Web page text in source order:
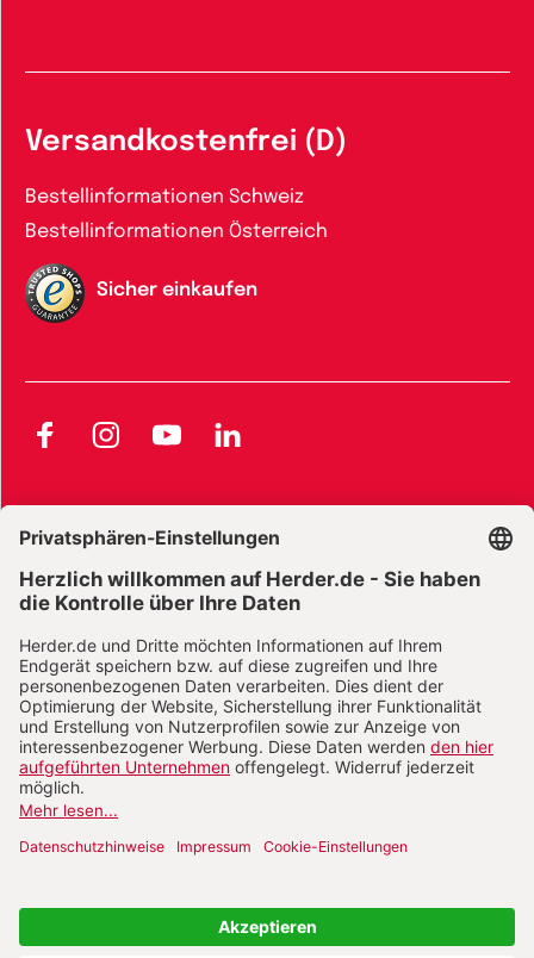
Versandkostenfrei (D)
Bestellinformationen Schweiz
Bestellinformationen Österreich
Sicher einkaufen
FacebookInstagramYouTubeLinkedIn
Widerrufsbelehrung E-Books
Widerrufsbelehrung Zeitschriften Datenschutz
Datenschutz Social Media Barrierefreiheit
Vertrag widerrufen